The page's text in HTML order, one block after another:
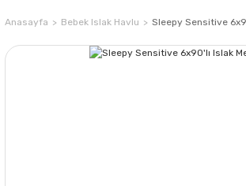
Anasayfa Bebek Islak Havlu Sleepy Sensitive